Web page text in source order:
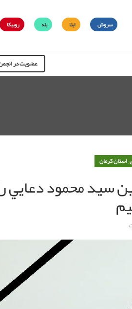
سروش ایتا بله روبیکا
عضویت در
,استان کرمان
سيد محمود دعايي